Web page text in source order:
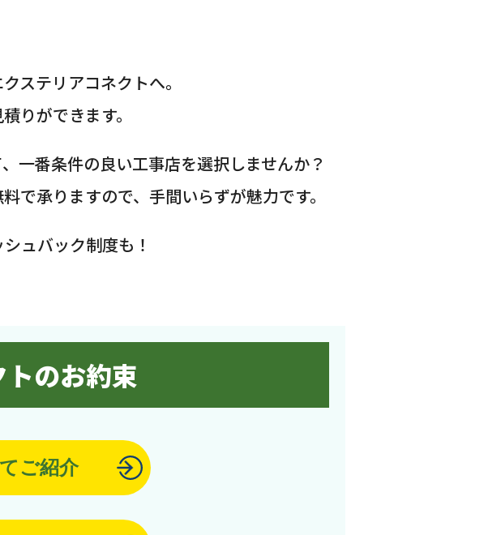
ステリアコネクトへ。
りができます。
一番条件の良い工事店を選択しませんか？
で承りますので、手間いらずが魅力です。
ュバック制度も！
のお約束
ご紹介